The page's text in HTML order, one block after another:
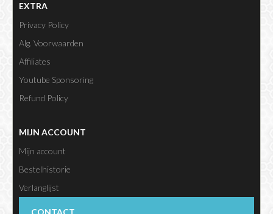
EXTRA
Privacy Policy
Alg. Voorwaarden
Affiliates
Youtube Sponsoring
Refund Policy
MIJN ACCOUNT
Mijn account
Bestelhistorie
Verlanglijst
CONTACT